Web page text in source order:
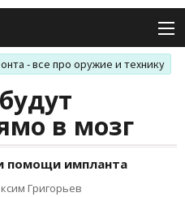
- все про оружие и технику
в мозг
помощи импланта
Григорьев